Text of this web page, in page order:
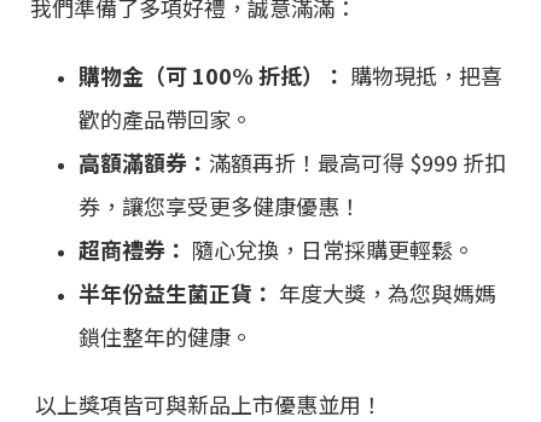
我們準備了多項好禮，誠意滿滿：
購物金（可 100% 折抵）： 購物現抵，把喜
歡的產品帶回家。
高額滿額券： 滿額再折！最高可得 $999 折扣
券，讓您享受更多健康優惠！
超商禮券： 隨心兌換，日常採購更輕鬆。
半年份益生菌正貨： 年度大獎，為您與媽媽
鎖住整年的健康。
以上獎項皆可與新品上市優惠並用！